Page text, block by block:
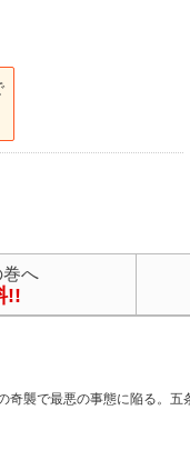
へ
!!
奇襲で最悪の事態に陥る